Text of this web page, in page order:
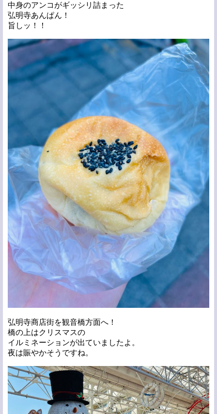
中身のアンコがギッシリ詰まった
弘明寺あんぱん！
旨しッ！！
弘明寺商店街を観音橋方面へ！
橋の上はクリスマスの
イルミネーションが出ていましたよ。
夜は賑やかそうですね。